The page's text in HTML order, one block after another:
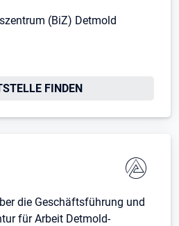
(BiZ) Detmold
FINDEN
die Geschäftsführung und
für Arbeit Detmold-